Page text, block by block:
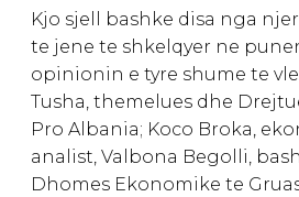
Kjo sjell bashke disa nga
te jene te shkelqyer ne
opinionin e tyre shume te
Tusha, themelues dhe
Pro Albania; Koco Broka,
analist, Valbona Begolli,
Dhomes Ekonomike te